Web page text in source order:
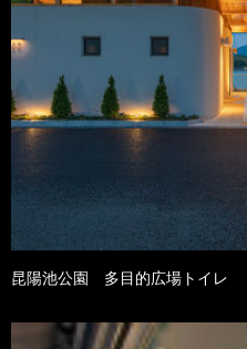
昆陽池公園 多目的広場トイレ